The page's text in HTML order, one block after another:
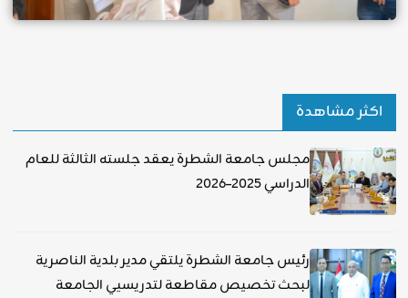
اكثر مشاهدة
مجلس جامعة الشطرة يعقد جلسته الثالثة للعام
الدراسي 2025–2026
رئيس جامعة الشطرة يلتقي مدير بلدية الناصرية
لبحث تخصيص مقاطعة لتدريسيي الجامعة